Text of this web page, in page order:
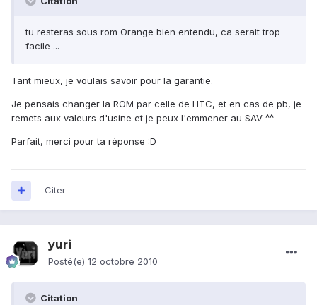
tu resteras sous rom Orange bien entendu, ca serait trop
facile ...
Tant mieux, je voulais savoir pour la garantie.
Je pensais changer la ROM par celle de HTC, et en cas de pb, je
remets aux valeurs d'usine et je peux l'emmener au SAV ^^
Parfait, merci pour ta réponse :D
Citer
yuri
Posté(e) 12 octobre 2010
Citation